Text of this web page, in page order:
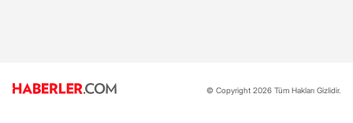
© Copyright 2026 Tüm Hakları Gizlidir.